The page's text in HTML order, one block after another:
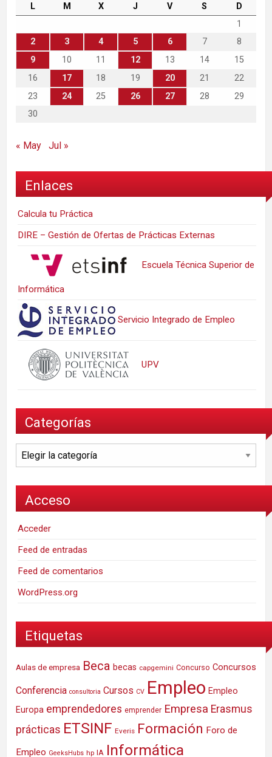
L M X J V S
D
1
2
3 4 5 6 7
8
9
10 11 12 13 14
15
16
17 18 19 20 21
22
23
24 25 26 27 28
29
30
« May Jul »
Enlaces
Calcula tu Práctica
DIRE – Gestión de Ofertas de Prácticas Externas
Escuela Técnica Superior de
Informática
Servicio Integrado de Empleo
UPV
Categorías
Categorías
Acceso
Acceder
Feed de entradas
Feed de comentarios
WordPress.org
Etiquetas
Aulas de empresa Beca becas capgemini Concurso Concursos
Conferencia consultoria Cursos CV Empleo Empleo
Europa emprendedores emprender Empresa Erasmus
prácticas ETSINF Everis Formación Foro de
Empleo GeeksHubs hp IA Informática